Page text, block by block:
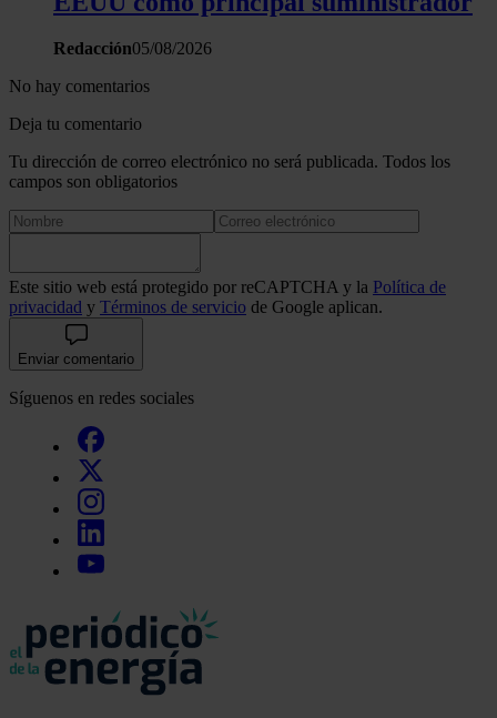
Redacción05/08/2026
No hay comentarios
Deja tu comentario
Tu dirección de correo electrónico no será publicada. Todos los
campos son obligatorios
Este sitio web está protegido por reCAPTCHA y la Política de
privacidad y Términos de servicio de Google aplican.
Enviar comentario
Síguenos en redes sociales